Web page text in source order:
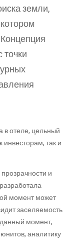
земли,
точки
в отеле, цельный
инвесторам, так и
и
момент может
заселяемость
момент,
аналитику